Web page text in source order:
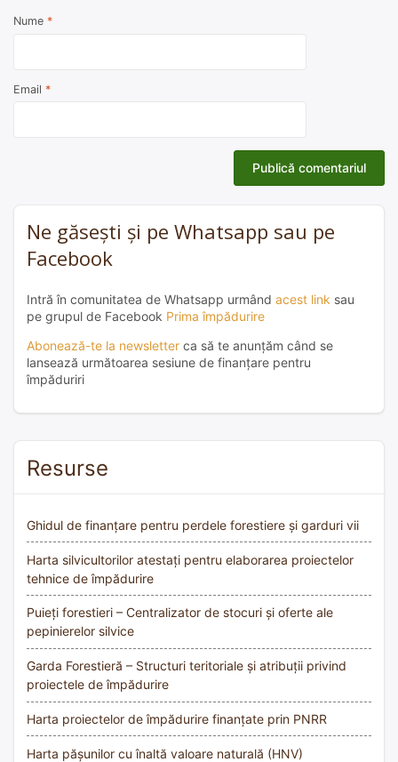
Nume *
Email *
Ne găsești și pe Whatsapp sau pe
Facebook
Intră în comunitatea de Whatsapp urmând acest link sau
pe grupul de Facebook Prima împădurire
Abonează-te la newsletter ca să te anunțăm când se
lansează următoarea sesiune de finanțare pentru
împăduriri
Resurse
Ghidul de finanțare pentru perdele forestiere și garduri vii
Harta silvicultorilor atestați pentru elaborarea proiectelor
tehnice de împădurire
Puieți forestieri – Centralizator de stocuri și oferte ale
pepinierelor silvice
Garda Forestieră – Structuri teritoriale și atribuții privind
proiectele de împădurire
Harta proiectelor de împădurire finanțate prin PNRR
Harta pășunilor cu înaltă valoare naturală (HNV)